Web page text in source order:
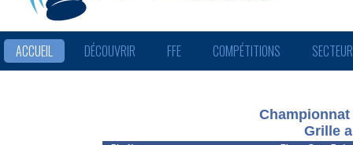
ACCUEIL DÉCOUVRIR FFE COMPÉTITIONS
Championnat
Grille